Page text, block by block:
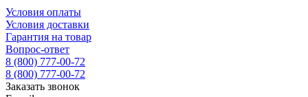
Условия оплаты
Условия доставки
Гарантия на товар
Вопрос-ответ
8 (800) 777-00-72
8 (800) 777-00-72
Заказать звонок